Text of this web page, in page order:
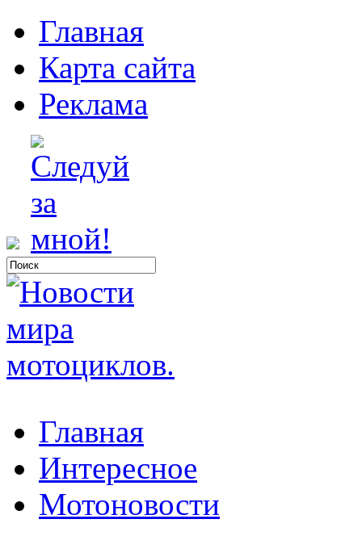
Главная
Карта сайта
Реклама
Главная
Интересное
Мотоновости